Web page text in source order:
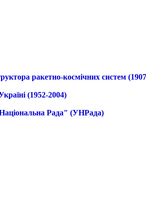
ракетно-космічних систем
(1952-2004)
Рада" (УНРада)